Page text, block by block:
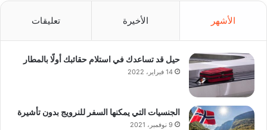
الأشهر الأخيرة تعليقات
حيل قد تساعدك في استلام حقائبك أولًا بالمطار
14 فبراير، 2022
الجنسيات التي يمكنها السفر للنرويج بدون تأشيرة
9 نوفمبر، 2021